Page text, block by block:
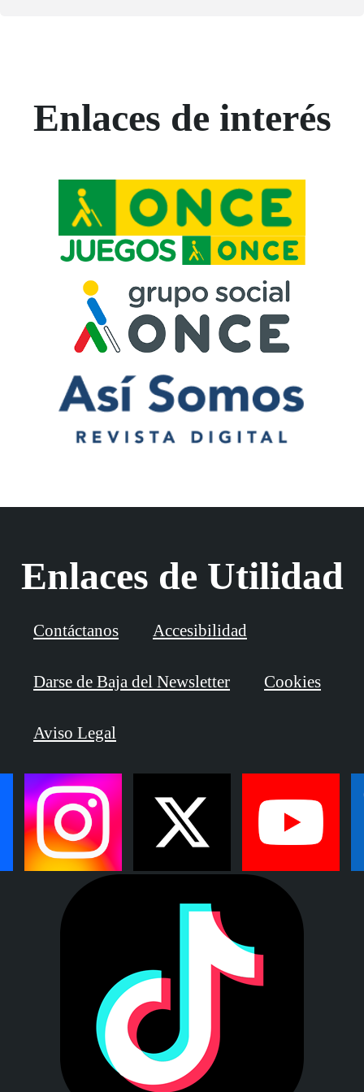
Enlaces de interés
Enlaces de Utilidad
Contáctanos Accesibilidad
Darse de Baja del Newsletter Cookies
Aviso Legal